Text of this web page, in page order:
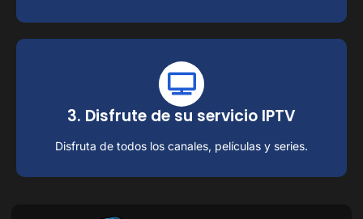
3. Disfrute de su servicio IPTV
Disfruta de todos los canales, películas y series.